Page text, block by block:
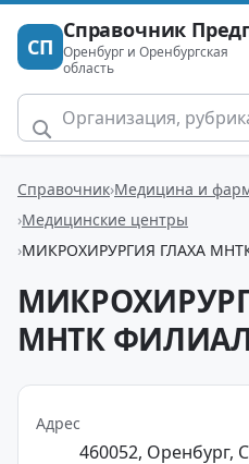
СП
Справочник
Оренбург и Оренбургская
область
Справочник Медицина и
Медицинские центры
МИКРОХИРУРГИЯ ГЛАХА
МНТК
Адрес
460052, Оренбург,